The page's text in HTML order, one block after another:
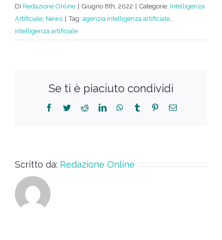
Di Redazione Online | Giugno 8th, 2022 | Categorie: Intelligenza
Artificiale News | Tag: agenzia intelligenza artificiale
intelligenza artificiale
Se ti è piaciuto condividi
Scritto da: Redazione Online